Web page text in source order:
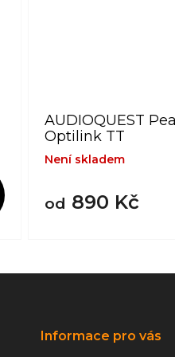
AUDIOQUEST
Optilink TT
Není skladem
od 890 Kč
Informace pro vás